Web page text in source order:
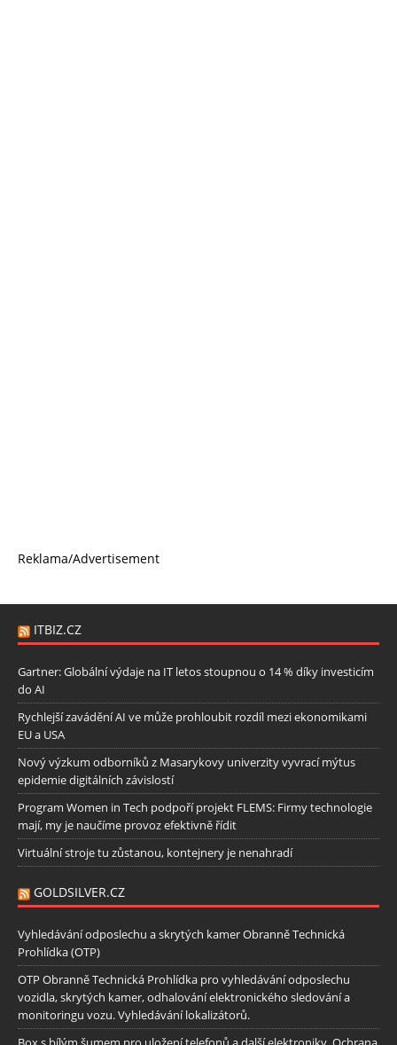
Reklama/Advertisement
ITBIZ.CZ
Gartner: Globální výdaje na IT letos stoupnou o 14 % díky investicím
do AI
Rychlejší zavádění AI ve může prohloubit rozdíl mezi ekonomikami
EU a USA
Nový výzkum odborníků z Masarykovy univerzity vyvrací mýtus
epidemie digitálních závislostí
Program Women in Tech podpoří projekt FLEMS: Firmy technologie
mají, my je naučíme provoz efektivně řídit
Virtuální stroje tu zůstanou, kontejnery je nenahradí
GOLDSILVER.CZ
Vyhledávání odposlechu a skrytých kamer Obranně Technická
Prohlídka (OTP)
OTP Obranně Technická Prohlídka pro vyhledávání odposlechu
vozidla, skrytých kamer, odhalování elektronického sledování a
monitoringu vozu. Vyhledávání lokalizátorů.